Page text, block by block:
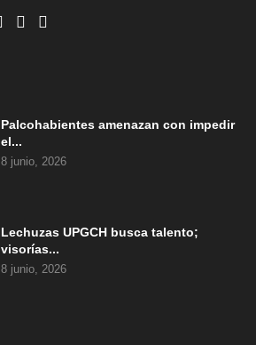
Palcohabientes amenazan con impedir
el...
8 junio, 2026
Lechuzas UPGCH busca talento;
visorías...
8 junio, 2026